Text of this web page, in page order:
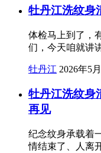
牡丹江洗纹身
体检马上到了，
们，今天咱就讲
牡丹江 2026年5
牡丹江洗纹身
再见
纪念纹身承载着
情结束了、人离